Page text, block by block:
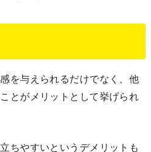
を与えられるだけでなく、他
とがメリットとして挙げられ
ちやすいというデメリットも